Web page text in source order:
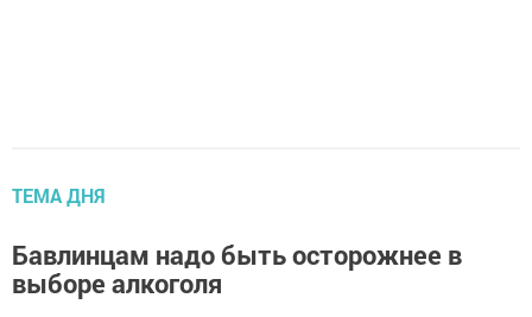
ТЕМА ДНЯ
Бавлинцам надо быть осторожнее в
выборе алкоголя